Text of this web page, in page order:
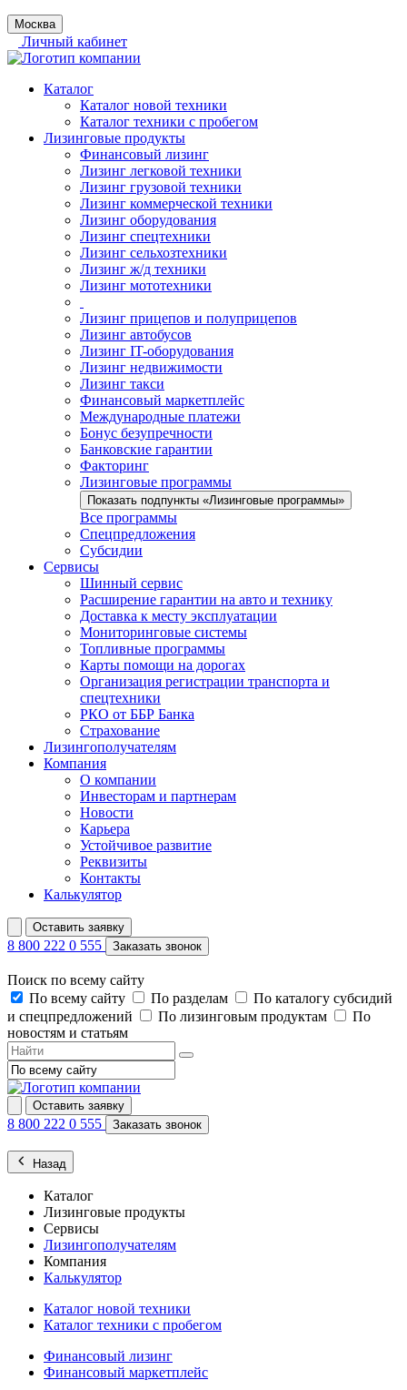
Москва
Личный кабинет
Каталог
Каталог новой техники
Каталог техники с пробегом
Лизинговые продукты
Финансовый лизинг
Лизинг легковой техники
Лизинг грузовой техники
Лизинг коммерческой техники
Лизинг оборудования
Лизинг спецтехники
Лизинг сельхозтехники
Лизинг ж/д техники
Лизинг мототехники
Лизинг прицепов и полуприцепов
Лизинг автобусов
Лизинг IT-оборудования
Лизинг недвижимости
Лизинг такси
Финансовый маркетплейс
Международные платежи
Бонус безупречности
Банковские гарантии
Факторинг
Лизинговые программы
Показать подпункты «Лизинговые программы»
Все программы
Спецпредложения
Субсидии
Сервисы
Шинный сервис
Расширение гарантии на авто и технику
Доставка к месту эксплуатации
Мониторинговые системы
Топливные программы
Карты помощи на дорогах
Организация регистрации транспорта и
спецтехники
РКО от ББР Банка
Страхование
Лизингополучателям
Компания
О компании
Инвесторам и партнерам
Новости
Карьера
Устойчивое развитие
Реквизиты
Контакты
Калькулятор
Оставить заявку
8 800 222 0 555 Заказать звонок
Поиск по всему сайту
По всему сайту
По разделам
По каталогу субсидий
и спецпредложений
По лизинговым продуктам
По
новостям и статьям
Оставить заявку
8 800 222 0 555 Заказать звонок
Назад
Каталог
Лизинговые продукты
Сервисы
Лизингополучателям
Компания
Калькулятор
Каталог новой техники
Каталог техники с пробегом
Финансовый лизинг
Финансовый маркетплейс